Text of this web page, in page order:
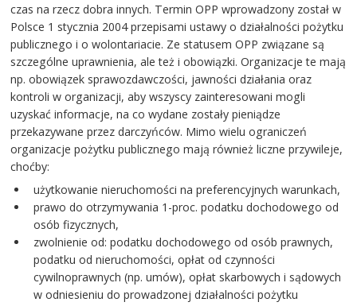
czas na rzecz dobra innych. Termin OPP wprowadzony został w
Polsce 1 stycznia 2004 przepisami ustawy o działalności pożytku
publicznego i o wolontariacie. Ze statusem OPP związane są
szczególne uprawnienia, ale też i obowiązki. Organizacje te mają
np. obowiązek sprawozdawczości, jawności działania oraz
kontroli w organizacji, aby wszyscy zainteresowani mogli
uzyskać informacje, na co wydane zostały pieniądze
przekazywane przez darczyńców. Mimo wielu ograniczeń
organizacje pożytku publicznego mają również liczne przywileje,
choćby:
użytkowanie nieruchomości na preferencyjnych warunkach,
prawo do otrzymywania 1-proc. podatku dochodowego od
osób fizycznych,
zwolnienie od: podatku dochodowego od osób prawnych,
podatku od nieruchomości, opłat od czynności
cywilnoprawnych (np. umów), opłat skarbowych i sądowych
w odniesieniu do prowadzonej działalności pożytku